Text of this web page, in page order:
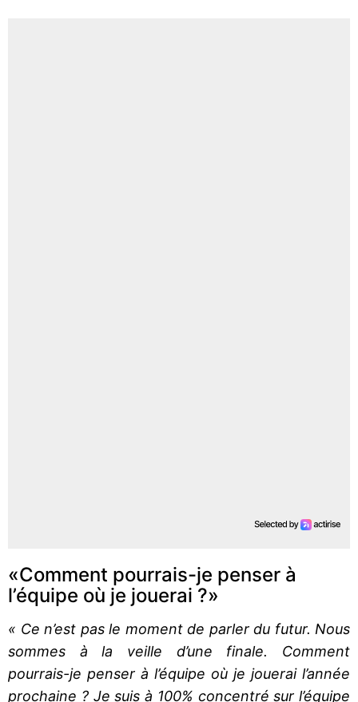
«Comment pourrais-je penser à
l’équipe où je jouerai ?»
« Ce n’est pas le moment de parler du futur. Nous
sommes à la veille d’une finale. Comment
pourrais-je penser à l’équipe où je jouerai l’année
prochaine ? Je suis à 100% concentré sur l’équipe